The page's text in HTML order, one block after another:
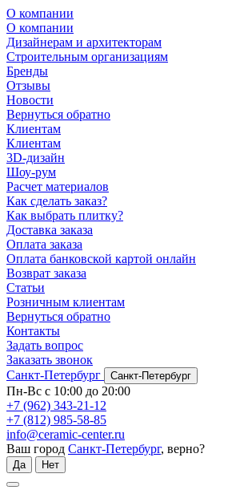
О компании
О компании
Дизайнерам и архитекторам
Строительным организациям
Бренды
Отзывы
Новости
Вернуться обратно
Клиентам
Клиентам
3D-дизайн
Шоу-рум
Расчет материалов
Как сделать заказ?
Как выбрать плитку?
Доставка заказа
Оплата заказа
Оплата банковской картой онлайн
Возврат заказа
Статьи
Розничным клиентам
Вернуться обратно
Контакты
Задать вопрос
Заказать звонок
Санкт-Петербург
Санкт-Петербург
Пн-Вс с 10:00 до 20:00
+7 (962) 343-21-12
+7 (812) 985-58-85
info@ceramic-center.ru
Ваш город Санкт-Петербург, верно?
Да Нет